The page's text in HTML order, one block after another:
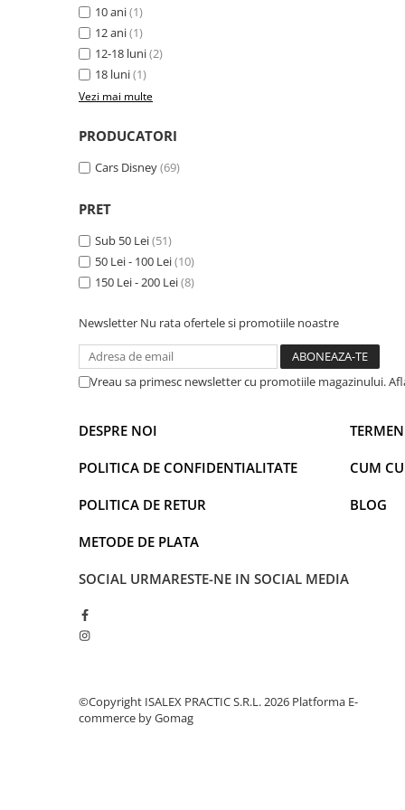
Captain america
Liga Dreptatii
Buzz Lightyear
My Little Pony
Tom & Jerry
Incaltaminte baieti
Pantofi baieti
Pantofi sport baieti
Papuci si slapi baieti
Sandale baieti
Monsters Inc.
La casa de papel
Rainbow High
Nightmare before Christmas
Alice in Wonderland
The Grinch
Incaltaminte fete
Ghete si cizme fete
Pantofi sport fete
10 ani(1)
12 ani(1)
12-18 luni(2)
18 luni(1)
Vezi mai multe
PRODUCATORI
Cars Disney(69)
PRET
Sub 50 Lei(51)
50 Lei - 100 Lei(10)
150 Lei - 200 Lei(8)
Newsletter Nu rata ofertele si promotiile noastre
Vreau sa primesc newsletter cu promotiile magazinului.
DESPRE NOI
POLITICA DE CONFIDENTIALITATE
POLITICA DE RETUR
METODE DE PLATA
CUM
BLOG
SOCIAL URMARESTE-NE IN SOCIAL MEDIA
©Copyright ISALEX PRACTIC S.R.L. 2026 Platforma E-
commerce by Gomag